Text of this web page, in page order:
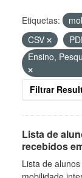
Etiquetas:
CSV
Ensino,
Filtrar
Lista de
recebidos
Lista de